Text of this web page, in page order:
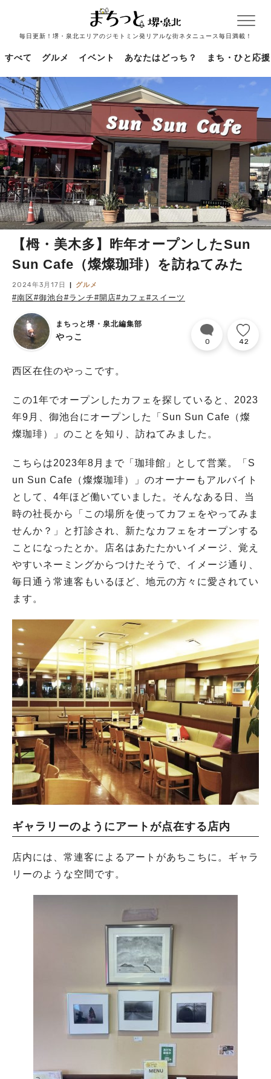
毎日更新！堺・泉北エリアのジモトミン発リアルな街ネタニュース毎日満載！
すべて グルメ イベント あなたはどっち？ まち・ひと応援
【栂・美木多】昨年オープンしたSun
Sun Cafe（燦燦珈琲）を訪ねてみた
2024年3月17日 グルメ
#南区#御池台#ランチ#開店#カフェ #スイーツ
まちっと堺・泉北編集部
やっこ 0 42
西区在住のやっこです。
この1年でオープンしたカフェを探していると、2023
年9月、御池台にオープンした「Sun Sun Cafe（燦
燦珈琲）」のことを知り、訪ねてみました。
こちらは2023年8月まで「珈琲館」として営業。「S
un Sun Cafe（燦燦珈琲）」のオーナーもアルバイト
として、4年ほど働いていました。そんなある日、当
時の社長から「この場所を使ってカフェをやってみま
せんか？」と打診され、新たなカフェをオープンする
ことになったとか。店名はあたたかいイメージ、覚え
やすいネーミングからつけたそうで、イメージ通り、
毎日通う常連客もいるほど、地元の方々に愛されてい
ます。
ギャラリーのようにアートが点在する店内
店内には、常連客によるアートがあちこちに。ギャラ
リーのような空間です。